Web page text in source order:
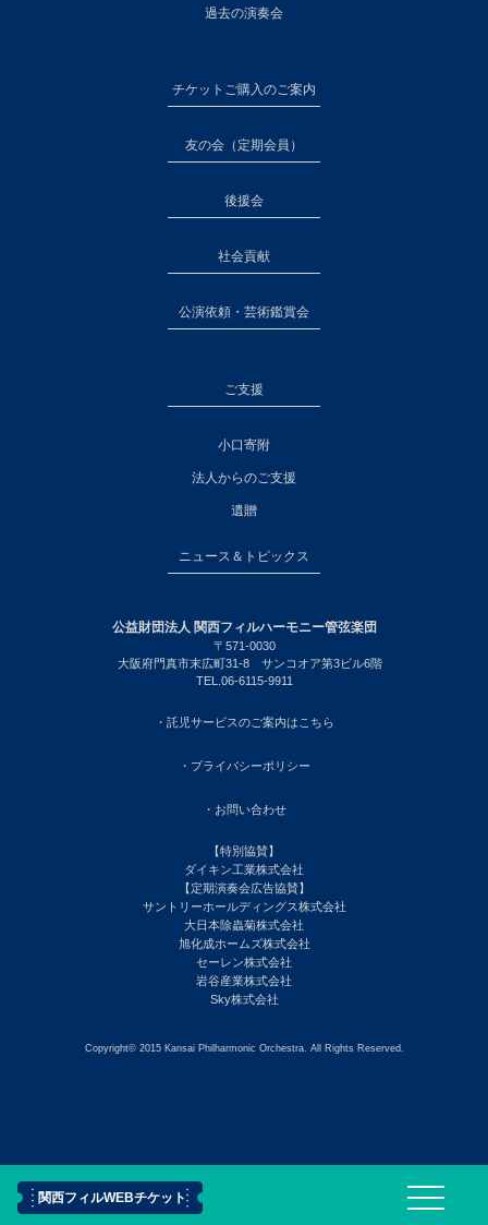
過去の演奏会
チケットご購入のご案内
友の会（定期会員）
後援会
社会貢献
公演依頼・芸術鑑賞会
ご支援
小口寄附
法人からのご支援
遺贈
ニュース＆トピックス
公益財団法人 関西フィルハーモニー管弦楽団
〒571-0030
大阪府門真市末広町31-8 サンコオア第3ビル6階
TEL.06-6115-9911
・託児サービスのご案内はこちら
・プライバシーポリシー
・お問い合わせ
【特別協賛】
ダイキン工業株式会社
【定期演奏会広告協賛】
サントリーホールディングス株式会社
大日本除蟲菊株式会社
旭化成ホームズ株式会社
セーレン株式会社
岩谷産業株式会社
Sky株式会社
Copyright© 2015 Kansai Philharmonic Orchestra. All Rights Reserved.
関西フィルWEBチケット